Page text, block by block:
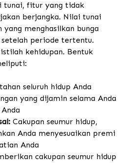
tunai, fitur yang tidak
berjangka. Nilai tunai
yang menghasilkan bunga
setelah periode tertentu.
kehidupan. Bentuk
seluruh hidup Anda
yang dijamin selama Anda
Cakupan seumur hidup,
Anda menyesuaikan premi
Anda
cakupan seumur hidup